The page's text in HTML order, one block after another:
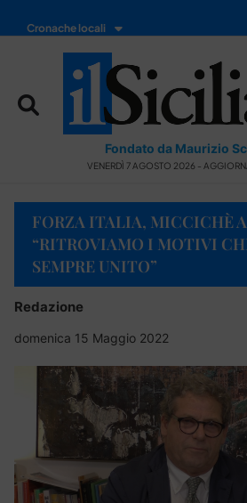
Cronache locali
Fondato da Maurizio
VENERDÌ 7 AGOSTO 2026 -
FORZA ITALIA, MICCICHÈ
“RITROVIAMO I MOTIVI
SEMPRE UNITO”
Redazione
domenica 15 Maggio 2022